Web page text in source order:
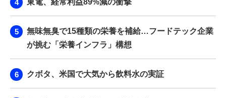
東電、経常利益89%減の衝撃
無味無臭で15種類の栄養を補給…フードテック企業
が挑む「栄養インフラ」構想
クボタ、米国で大気から飲料水の実証